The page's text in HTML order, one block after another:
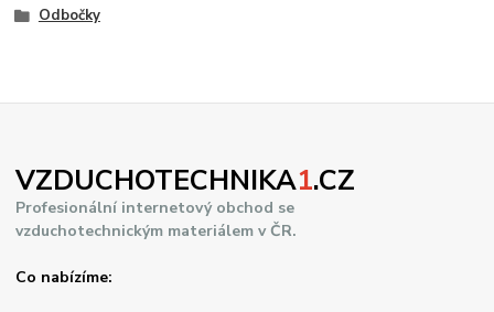
Odbočky
VZDUCHOTECHNIKA1.CZ
Profesionální internetový obchod se
vzduchotechnickým materiálem v ČR.
Co nabízíme: